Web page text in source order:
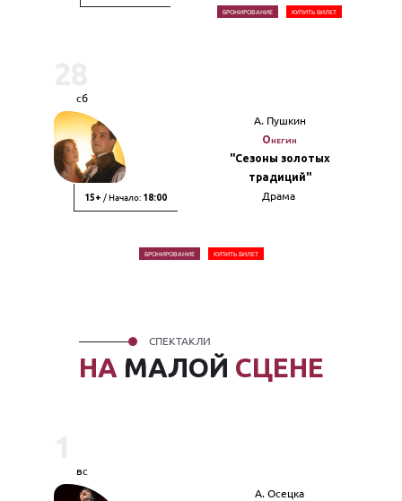
БРОНИРОВАНИЕ КУПИТЬ БИЛЕТ
сб
15+ / Начало: 18:00
А. Пушкин
Онегин
"Сезоны золотых
традиций"
Драма
БРОНИРОВАНИЕ КУПИТЬ БИЛЕТ
НА МАЛОЙ СЦЕНЕ
СПЕКТАКЛИ
вс
А. Осецка